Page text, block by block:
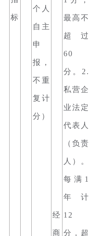
标
个人
自主
申
报，
不重
复计
分）
经
商
最高不
超过
60
分。2.
私营企
业法定
代表人
（负责
人）。
每满1
年计
12
分，超